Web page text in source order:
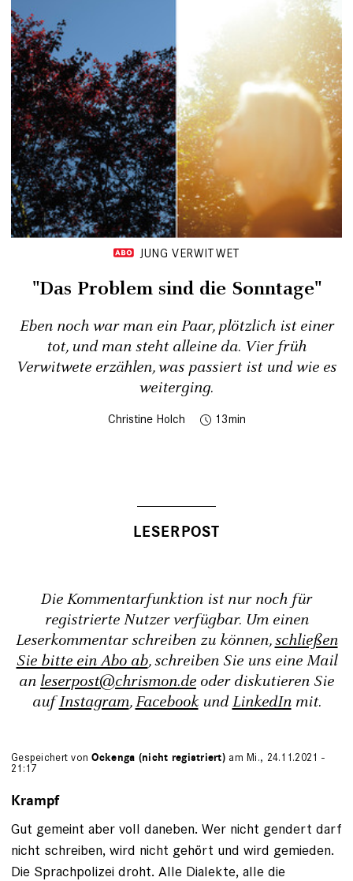
JUNG VERWITWET
"Das Problem sind die Sonntage"
Eben noch war man ein Paar, plötzlich ist einer
tot, und man steht alleine da. Vier früh
Verwitwete erzählen, was passiert ist und wie es
weiter­ging.
Christine Holch 13
Die Kommentarfunktion ist nur noch für
registrierte Nutzer verfügbar. Um einen
Leserkommentar schreiben zu können,schließen
Sie bitte ein Abo ab, schreiben Sie uns eine Mail
an leserpost@chrismon.de oder diskutieren Sie
aufInstagram,FacebookundLinkedInmit.
Gespeichert vonOckenga (nicht registriert) am Mi., 24.11.2021 -
21:17
Krampf
Gut gemeint aber voll daneben. Wer nicht gendert darf
nicht schreiben, wird nicht gehört und wird gemieden.
Die Sprachpolizei droht. Alle Dialekte, alle die